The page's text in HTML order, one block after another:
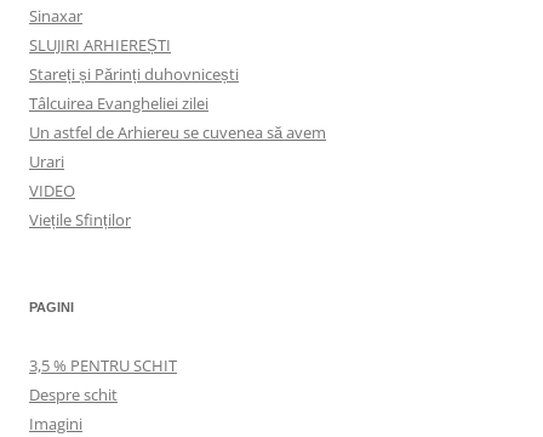
Sinaxar
SLUJIRI ARHIEREȘTI
Stareți și Părinți duhovnicești
Tâlcuirea Evangheliei zilei
Un astfel de Arhiereu se cuvenea să avem
Urari
VIDEO
Viețile Sfinților
PAGINI
3,5 % PENTRU SCHIT
Despre schit
Imagini